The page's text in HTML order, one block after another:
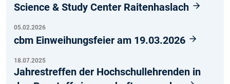
Science & Study Center Raitenhaslach
05.02.2026
cbm Einweihungsfeier am 19.03.2026
18.07.2025
Jahrestreffen der Hochschullehrenden in